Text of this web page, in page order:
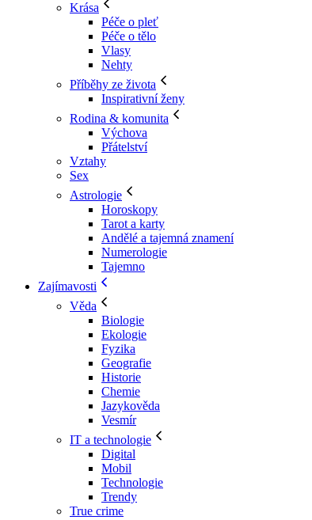
Krása
Péče o pleť
Péče o tělo
Vlasy
Nehty
Příběhy ze života
Inspirativní ženy
Rodina & komunita
Výchova
Přátelství
Vztahy
Sex
Astrologie
Horoskopy
Tarot a karty
Andělé a tajemná znamení
Numerologie
Tajemno
Zajímavosti
Věda
Biologie
Ekologie
Fyzika
Geografie
Historie
Chemie
Jazykověda
Vesmír
IT a technologie
Digital
Mobil
Technologie
Trendy
True crime